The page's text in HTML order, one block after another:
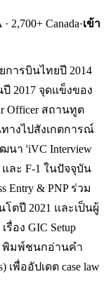
2,700+ Canada·เข้า
ารบินไทยปี 2014
2017 จุดแข็งของ
Officer สถานทูต
างไปสังเกตการณ์
นา 'iVC Interview
และ F-1 ในปัจจุบัน
Entry & PNP ร่วม
โตปี 2021 และเป็นผู้
รื่อง GIC Setup
พิมพ์ชนกอ่านคำ
เพื่ออัปเดต case law